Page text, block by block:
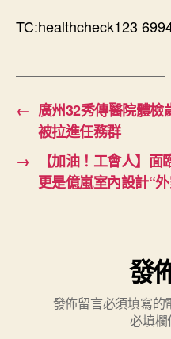
TC:healthcheck123
← 廣州32秀傳醫院體檢
被拉進任務群
→
【加油！工會人】
更是億嵐室內設計“
發
發佈留言必須填寫的
必填